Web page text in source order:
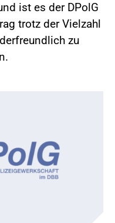
ist es der DPolG
trotz der Vielzahl
zu